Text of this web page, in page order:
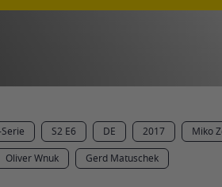
S2 E6 DE 2017 Miko
Oliver Wnuk Gerd Matuschek